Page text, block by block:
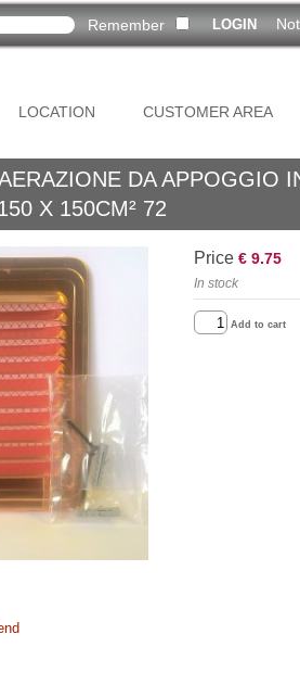
Remember
LOCATION CUSTOMER AREA
DA APPOGGIO
X 150CM² 72
Price € 9.75
In stock
Add to cart